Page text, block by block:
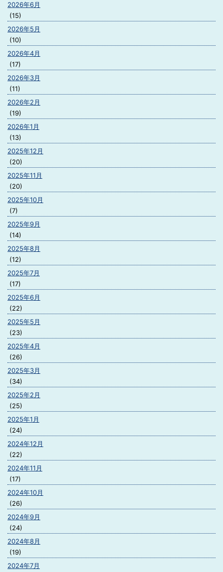
2026年6月
(15)
2026年5月
(10)
2026年4月
(17)
2026年3月
(11)
2026年2月
(19)
2026年1月
(13)
2025年12月
(20)
2025年11月
(20)
2025年10月
(7)
2025年9月
(14)
2025年8月
(12)
2025年7月
(17)
2025年6月
(22)
2025年5月
(23)
2025年4月
(26)
2025年3月
(34)
2025年2月
(25)
2025年1月
(24)
2024年12月
(22)
2024年11月
(17)
2024年10月
(26)
2024年9月
(24)
2024年8月
(19)
2024年7月